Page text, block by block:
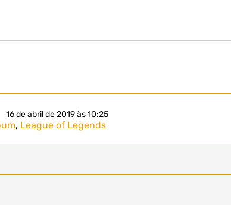
16 de abril de 2019 às 10:25
, League of Legends